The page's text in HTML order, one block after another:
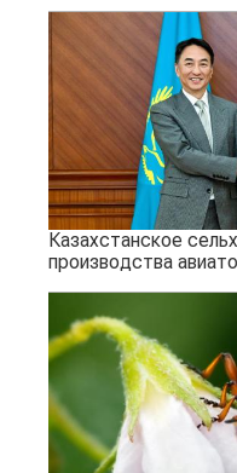
Казахстанское
производства